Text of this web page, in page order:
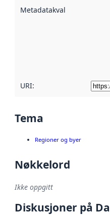
Metadatakvalitet
URI:
Tema
Regioner og byer
Nøkkelord
Ikke oppgitt
Diskusjoner på